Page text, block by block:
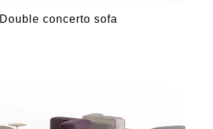
Double concerto sofa